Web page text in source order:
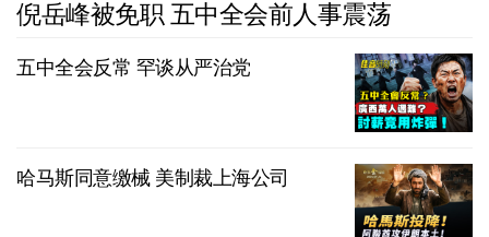
倪岳峰被免职 五中全会前人事震荡
五中全会反常 罕谈从严治党
哈马斯同意缴械 美制裁上海公司